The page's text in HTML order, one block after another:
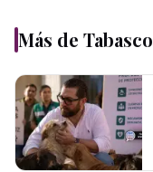
Más de Tabasco